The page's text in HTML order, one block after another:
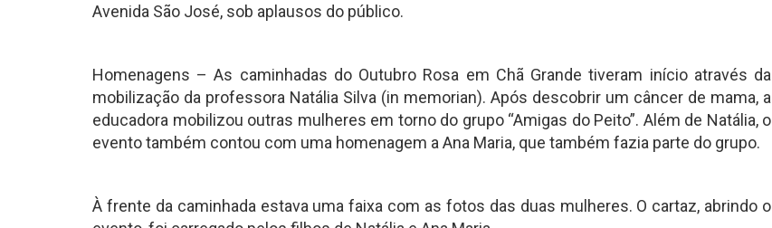
Avenida São José, sob aplausos do público.
Homenagens – As caminhadas do Outubro Rosa em Chã Grande tiveram início através da
mobilização da professora Natália Silva (in memorian). Após descobrir um câncer de mama, a
educadora mobilizou outras mulheres em torno do grupo “Amigas do Peito”. Além de Natália, o
evento também contou com uma homenagem a Ana Maria, que também fazia parte do grupo.
À frente da caminhada estava uma faixa com as fotos das duas mulheres. O cartaz, abrindo o